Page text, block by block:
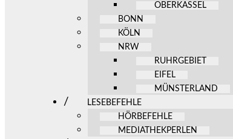
OBERKASSEL
BONN
KÖLN
NRW
RUHRGEBIET
EIFEL
MÜNSTERLAND
LESEBEFEHLE
HÖRBEFEHLE
MEDIATHEKPERLEN